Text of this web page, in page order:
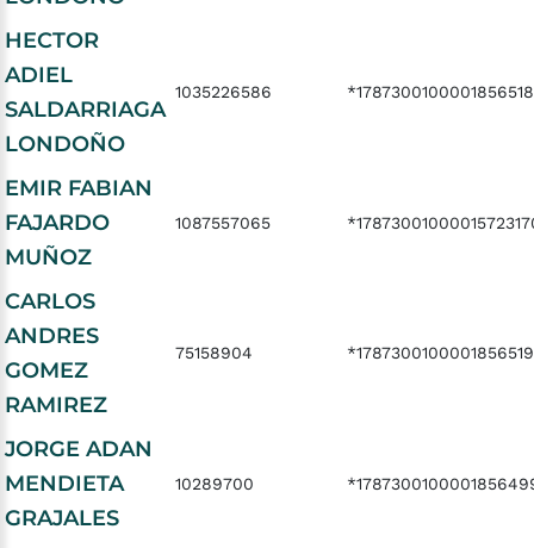
HECTOR
ADIEL
SALDARRIAGA
LONDOÑO
1035226586
EMIR FABIAN
FAJARDO
MUÑOZ
1087557065
CARLOS
ANDRES
GOMEZ
RAMIREZ
75158904
JORGE ADAN
MENDIETA
GRAJALES
10289700